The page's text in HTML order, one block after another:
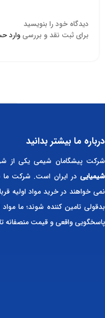
دیدگاه خود را بنویسید
برای ثبت نقد و بررسیوارد
درباره ما بیشتر بدانید
شرکت پیشگامان شیمی یکی از
شیمیایی در ایران است. شرکت ما
نمی خواهند در خرید مواد اولیه
بدقولی تامین کننده شوند؛ ما مواد
پاسخگویی واقعی و قیمت منصفانه